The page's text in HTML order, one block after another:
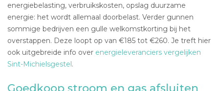
energiebelasting, verbruikskosten, opslag duurzame
energie: het wordt allemaal doorbelast. Verder gunnen
sommige bedrijven een gulle welkomstkorting bij het
overstappen. Deze loopt op van €185 tot €260. Je treft hier
ook uitgebreide info over energieleveranciers vergelijken
Sint-Michielsgestel.
Goedkoop stroom en gas afsluiten